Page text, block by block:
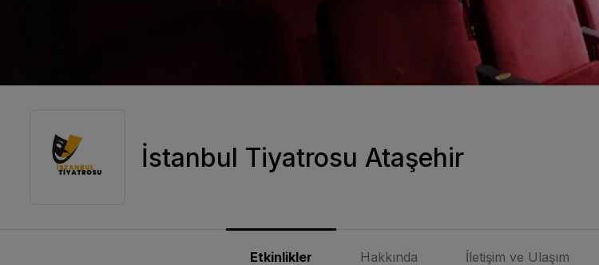
İstanbul Tiyatrosu Ataşehir
Etkinlikler Hakkında İletişim ve Ulaşım